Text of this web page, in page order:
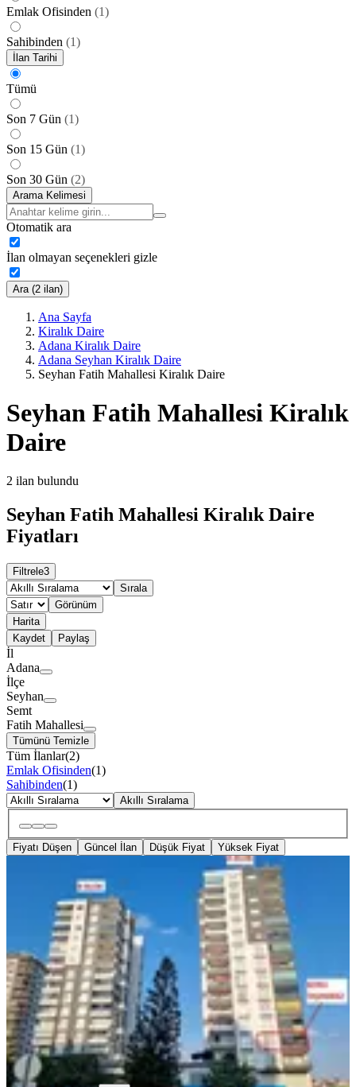
Emlak Ofisinden (1)
Sahibinden (1)
İlan Tarihi
Tümü
Son 7 Gün (1)
Son 15 Gün (1)
Son 30 Gün (2)
Arama Kelimesi
Otomatik ara
İlan olmayan seçenekleri gizle
Ara (2 ilan)
Ana Sayfa
Kiralık Daire
Adana Kiralık Daire
Adana Seyhan Kiralık Daire
Seyhan Fatih Mahallesi Kiralık Daire
Seyhan Fatih Mahallesi Kiralık
Daire
2 ilan bulundu
Seyhan Fatih Mahallesi Kiralık Daire
Fiyatları
Filtrele3
Sırala
Görünüm
Harita
Kaydet
Paylaş
İl
Adana
İlçe
Seyhan
Semt
Fatih Mahallesi
Tümünü Temizle
Tüm İlanlar(2)
Emlak Ofisinden(1)
Sahibinden(1)
Akıllı Sıralama
Fiyatı Düşen Güncel İlan Düşük Fiyat Yüksek Fiyat
Sahibinden ,türkmenbaşı B. 150 M
Mesafede 2+1 Kapalı Mutfak Cadde
Üz
Seyhan, Fatih Mahallesi
2+1·125 m²·2. Kat·01.08.2026
30.000 ₺
Sefa BİLEN
Ara